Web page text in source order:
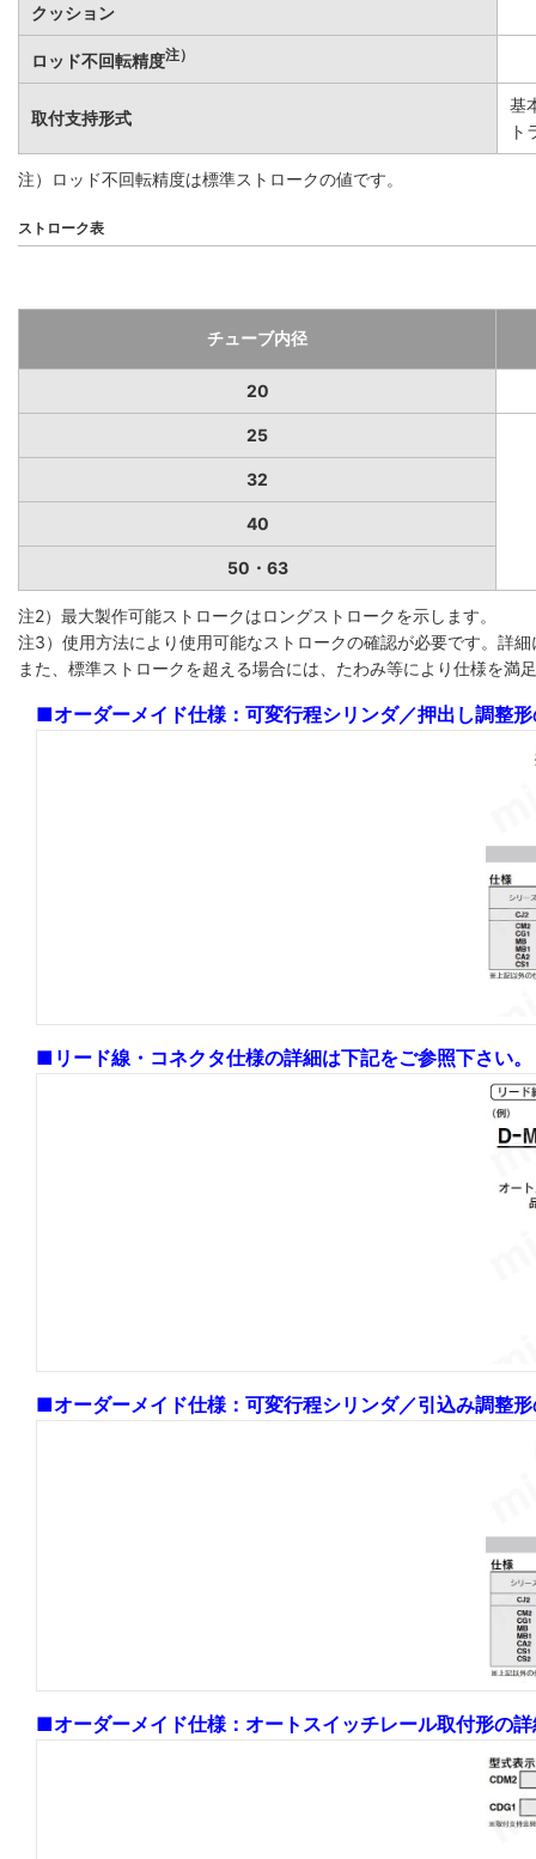
クッション
ロッド不回転精度注）
取付支持形式
基
ト
注）ロッド不回転精度は標準ストロークの値です。
ストローク表
チューブ内径
20
25
32
40
50・63
注2）最大製作可能ストロークはロングストロークを示します。
注3）使用方法により使用可能なストロークの確認が必要です。詳
また、標準ストロークを超える場合には、たわみ等により仕様を
■オーダーメイド仕様：可変行程シリンダ／押出し調整
■リード線・コネクタ仕様の詳細は下記をご参照下さい。
■オーダーメイド仕様：可変行程シリンダ／引込み調整
■オーダーメイド仕様：オートスイッチレール取付形の